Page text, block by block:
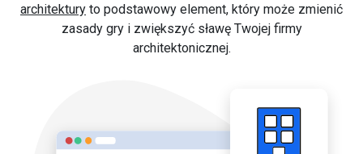
architektury to podstawowy element, który może zmienić
zasady gry i zwiększyć sławę Twojej firmy
architektonicznej.